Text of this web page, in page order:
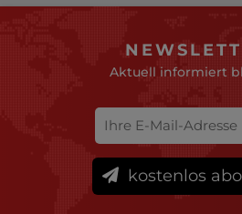
Aktuell informiert
kostenlos